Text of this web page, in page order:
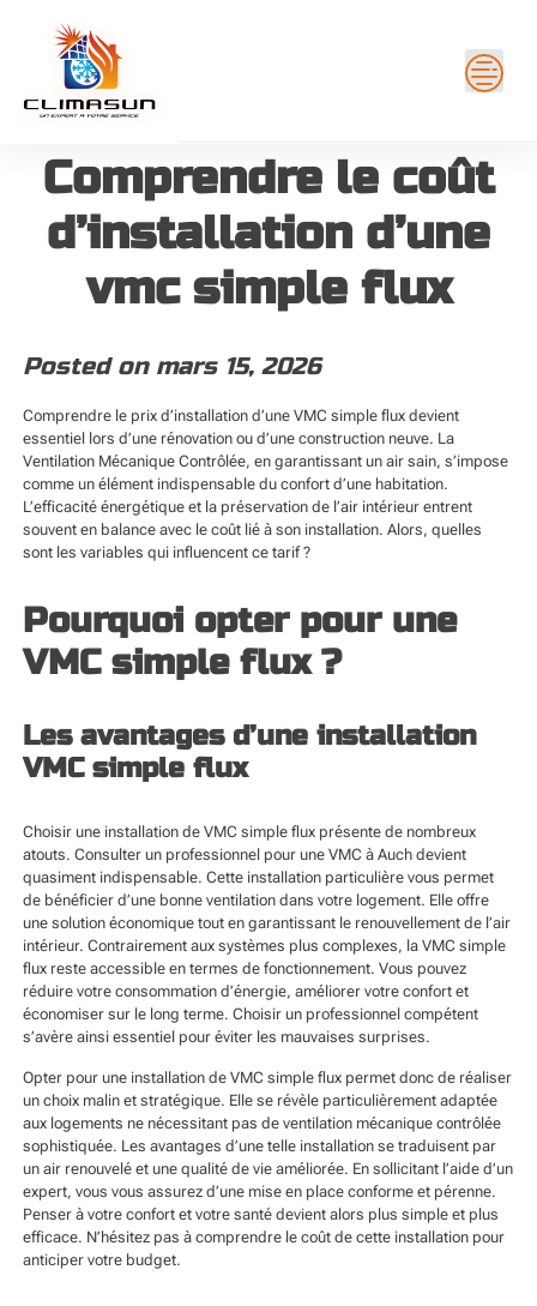
Comprendre le coût
d’installation d’une
vmc simple flux
Posted on mars 15, 2026
Comprendre le prix d’installation d’une VMC simple flux devient
essentiel lors d’une rénovation ou d’une construction neuve. La
Ventilation Mécanique Contrôlée, en garantissant un air sain, s’impose
comme un élément indispensable du confort d’une habitation.
L’efficacité énergétique et la préservation de l’air intérieur entrent
souvent en balance avec le coût lié à son installation. Alors, quelles
sont les variables qui influencent ce tarif ?
Pourquoi opter pour une
VMC simple flux ?
Les avantages d’une installation
VMC simple flux
Choisir une installation de VMC simple flux présente de nombreux
atouts. Consulter un professionnel pour uneVMC à Auch devient
quasiment indispensable. Cette installation particulière vous permet
de bénéficier d’une bonne ventilation dans votre logement. Elle offre
une solution économique tout en garantissant le renouvellement de l’air
intérieur. Contrairement aux systèmes plus complexes, la VMC simple
flux reste accessible en termes de fonctionnement. Vous pouvez
réduire votre consommation d’énergie, améliorer votre confort et
économiser sur le long terme. Choisir un professionnel compétent
s’avère ainsi essentiel pour éviter les mauvaises surprises.
Opter pour une installation de VMC simple flux permet donc de réaliser
un choix malin et stratégique. Elle se révèle particulièrement adaptée
aux logements ne nécessitant pas de ventilation mécanique contrôlée
sophistiquée. Les avantages d’une telle installation se traduisent par
un air renouvelé et une qualité de vie améliorée. En sollicitant l’aide d’un
expert, vous vous assurez d’une mise en place conforme et pérenne.
Penser à votre confort et votre santé devient alors plus simple et plus
efficace. N’hésitez pas à comprendre le coût de cette installation pour
anticiper votre budget.